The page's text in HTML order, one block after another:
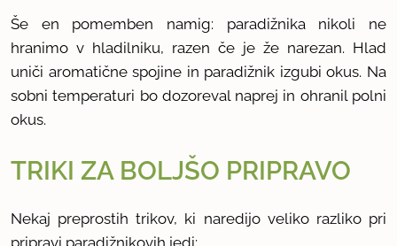
Še en pomemben namig: paradižnika nikoli ne
hranimo v hladilniku, razen če je že narezan. Hlad
uniči aromatične spojine in paradižnik izgubi okus. Na
sobni temperaturi bo dozoreval naprej in ohranil polni
okus.
TRIKI ZA BOLJŠO PRIPRAVO
Nekaj preprostih trikov, ki naredijo veliko razliko pri
pripravi paradižnikovih jedi: